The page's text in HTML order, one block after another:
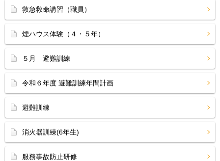
救急救命講習（職員）
煙ハウス体験（４・５年）
５月 避難訓練
令和６年度 避難訓練年間計画
避難訓練
消火器訓練(6年生)
服務事故防止研修